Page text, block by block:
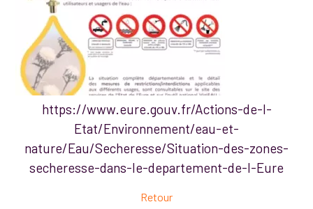
https://www.eure.gouv.fr/Actions-de-l-
Etat/Environnement/eau-et-
nature/Eau/Secheresse/Situation-des-zones-
secheresse-dans-le-departement-de-l-Eure
Retour